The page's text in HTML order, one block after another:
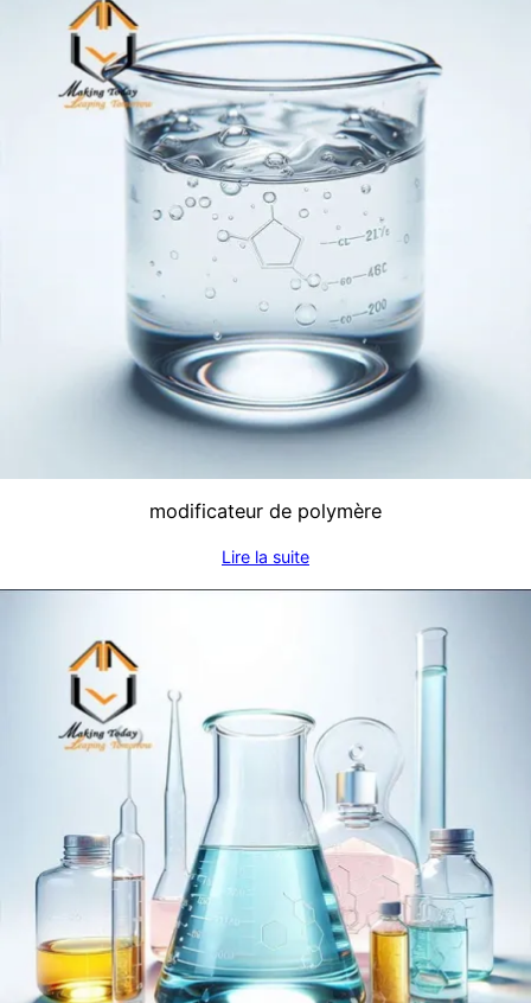
modificateur de polymère
Lire la suite